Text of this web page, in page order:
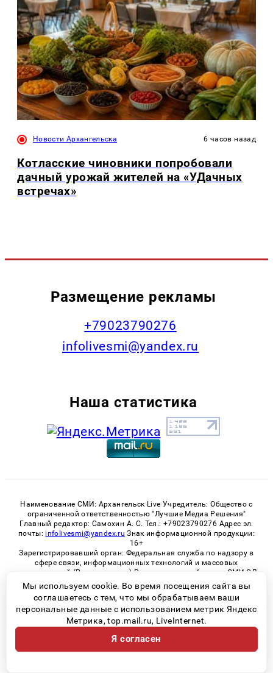
Новости Архангельска 6 часов назад
Котласские чиновники попробовали
дачный урожай жителей на «УДачных
встречах»
Размещение рекламы
+79023790276
infolivesmi@yandex.ru
Наша статистика
Наименование СМИ: Архангельск Live Учредитель: Общество с
ограниченной ответственностью "Лучшие Медиа Решения"
Главный редактор: Самохин А. С. Тел.: +79023790276 Адрес эл.
почты: infolivesmi@yandex.ru Знак информационной продукции:
16+
Зарегистрировавший орган: Федеральная служба по надзору в
сфере связи, информационных технологий и массовых
коммуникаций (Роскомнадзор) Регистрационный номер СМИ ЭЛ
№ ФС 77 - 82533 от 21.01.2022
© 2026 «Архангельск Live» | Все права защищены
Возрастная категория сайта 16+
Политика конфиденциальности
Мы используем cookie. Во время посещения сайта вы
соглашаетесь с тем, что мы обрабатываем ваши
персональные данные с использованием метрик Яндекс
Метрика, top.mail.ru, LiveInternet.
Я согласен